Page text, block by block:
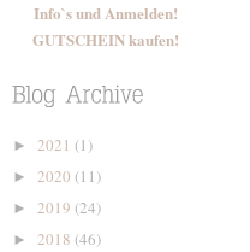
Info`s und Anmelden!
GUTSCHEIN kaufen!
► 2021 (1)
► 2020 (11)
► 2019 (24)
► 2018 (46)